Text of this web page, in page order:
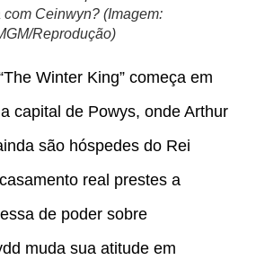
com Ceinwyn? (Imagem:
Reprodução)
Winter King” começa em
capital de Powys, onde Arthur
são hóspedes do Rei
real prestes a
de poder sobre
muda sua atitude em